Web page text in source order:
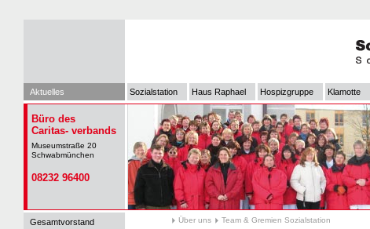
Aktuelles Sozialstation Haus Raphael Hospizgruppe Klamotte
Büro des
Caritas- verbands
Museumstraße 20
Schwabmünchen
08232 96400
Gesamtvorstand
Über uns Team & Gremien Sozialstation